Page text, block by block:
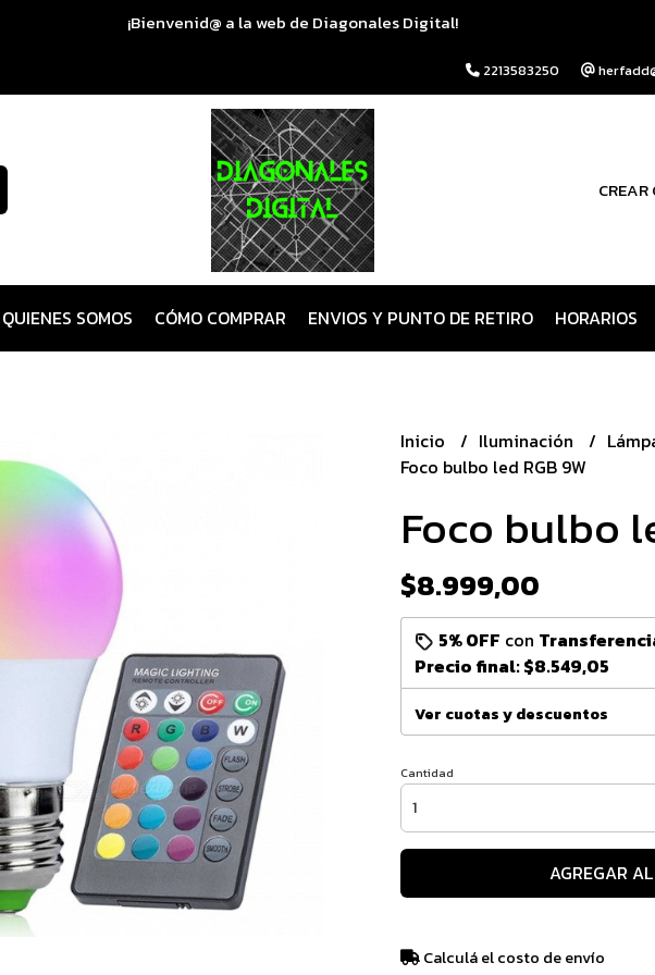
¡Bienvenid@ a la web de Diagonales Digital!
2213583250
QUIENES SOMOS CÓMO COMPRAR ENVIOS Y PUNTO DE RETIRO HORARIOS
Inicio Iluminación
Foco bulbo led RGB 9W
Foco bulbo
$8.999,00
5% OFF con
Precio final:$8.549,05
Ver cuotas y descuentos
Cantidad
AGREGAR
Calculá el costo de envío